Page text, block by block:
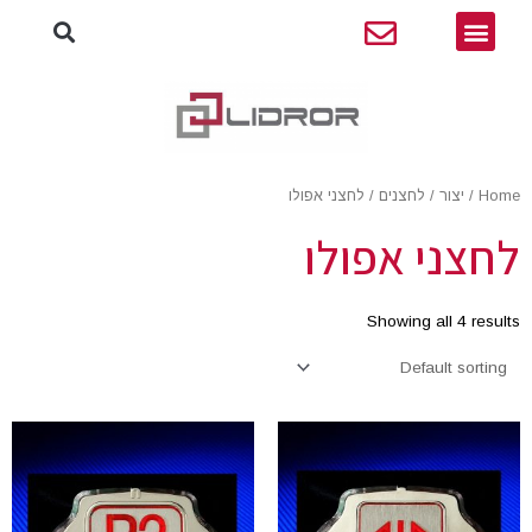
תפריט
Home
/ יצור / לחצנים / לחצני אפולו
לחצני אפולו
Showing all 4 results